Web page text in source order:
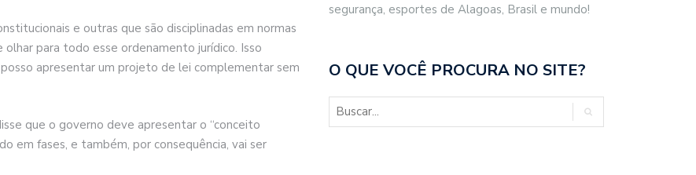
e outras que são disciplinadas em normas
para todo esse ordenamento jurídico. Isso
apresentar um projeto de lei complementar sem
que o governo deve apresentar o “conceito
em fases, e também, por consequência, vai ser
segurança, esportes de Alagoas, Brasil e mundo!
O QUE VOCÊ PROCURA NO SITE?